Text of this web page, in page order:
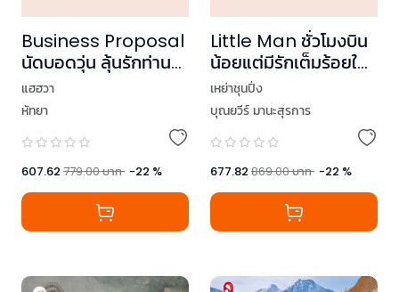
Business Proposal
นัดบอดวุ่น ลุ้นรักท่าน
ประธาน เล่ม 1-2 (2
เล่มจบ)
แฮฮวา
หัทยา
607.62 779.00บาท -22 %
Little Man ชั่วโมงบิน
น้อยแต่มีรักเต็มร้อยให้
คุณ เล่ม 1-2
เหย่าชุนปิ่ง
บุณยวีร์ มานะสุรการ
677.82 869.00บาท -22 %